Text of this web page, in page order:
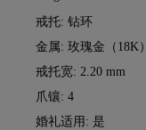
戒托: 钻环
金属: 玫瑰金（18K）
戒托宽: 2.20 mm
爪镶: 4
婚礼适用: 是